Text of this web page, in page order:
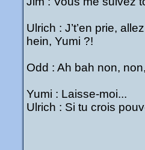
Ulrich : J’t’en prie,
hein, Yumi ?!
Odd : Ah bah non,
Yumi : Laisse-moi...
Ulrich : Si tu crois